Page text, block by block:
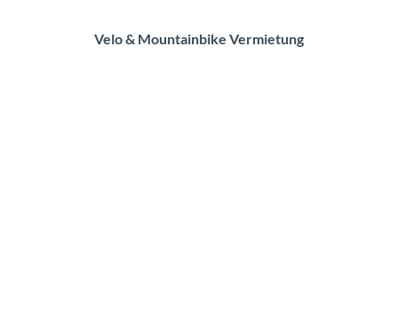
Velo & Mountainbike Vermietung